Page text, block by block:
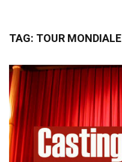
TAG: TOUR MONDIALE